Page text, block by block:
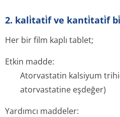
2. kali̇tati̇f ve kanti̇tati̇f
Her bir film kaplı tablet;
Etkin madde:
Atorvastatin kalsiyum
atorvastatine eşdeğer)
Yardımcı maddeler: